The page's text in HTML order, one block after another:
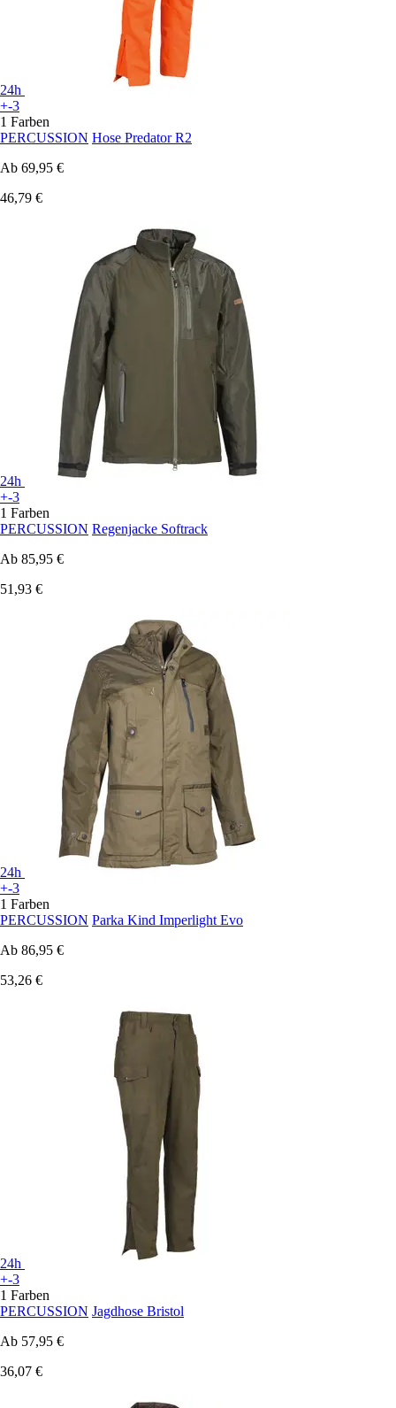
24h
+-3
1 Farben
PERCUSSION Hose Predator R2
Ab 69,95 €
46,79 €
24h
+-3
1 Farben
PERCUSSION Regenjacke Softrack
Ab 85,95 €
51,93 €
24h
+-3
1 Farben
PERCUSSION Parka Kind Imperlight Evo
Ab 86,95 €
53,26 €
24h
+-3
1 Farben
PERCUSSION Jagdhose Bristol
Ab 57,95 €
36,07 €